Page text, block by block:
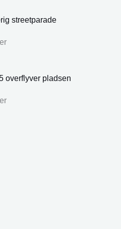
streetparade
overflyver pladsen